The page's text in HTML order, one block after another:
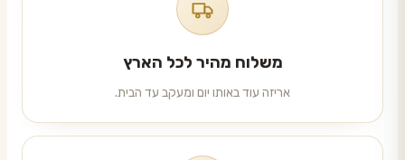
משלוח מהיר לכל הארץ
אריזה עוד באותו יום ומעקב עד הבית.